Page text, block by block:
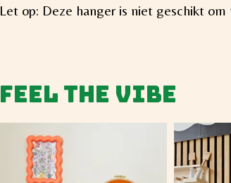
Let op: Deze hanger is niet geschikt om
Feel the vibe